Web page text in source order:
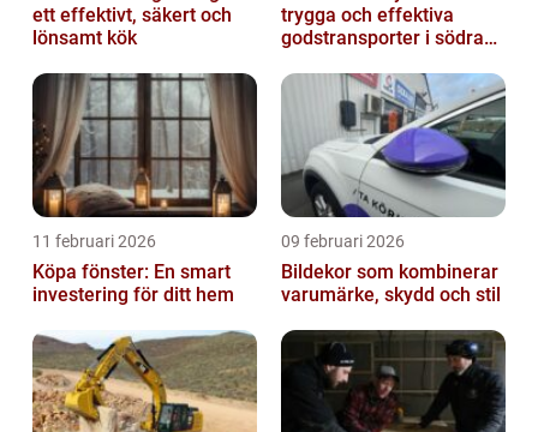
ett effektivt, säkert och
lönsamt kök
trygga och effektiva
godstransporter i södra
11 februari 2026
Köpa fönster: En smart
investering för ditt hem
09 februari 2026
Bildekor som kombinerar
varumärke, skydd och stil